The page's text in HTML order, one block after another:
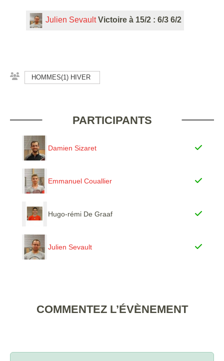
Julien Sevault Victoire à 15/2 : 6/3 6/2
HOMMES(1) HIVER
PARTICIPANTS
Damien Sizaret
Emmanuel Couallier
Hugo-rémi De Graaf
Julien Sevault
COMMENTEZ L’ÉVÈNEMENT